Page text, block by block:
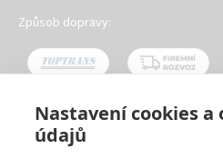
Nastavení cookies a
údajů
Způsob dopravy: